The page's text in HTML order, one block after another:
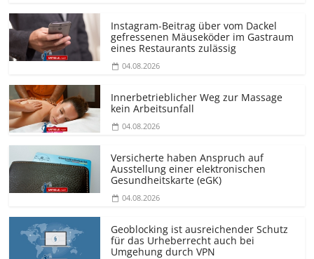
Instagram-Beitrag über vom Dackel
gefressenen Mäuseköder im Gastraum
eines Restaurants zulässig
04.08.2026
Innerbetrieblicher Weg zur Massage
kein Arbeitsunfall
04.08.2026
Versicherte haben Anspruch auf
Ausstellung einer elektronischen
Gesundheitskarte (eGK)
04.08.2026
Geoblocking ist ausreichender Schutz
für das Urheberrecht auch bei
Umgehung durch VPN